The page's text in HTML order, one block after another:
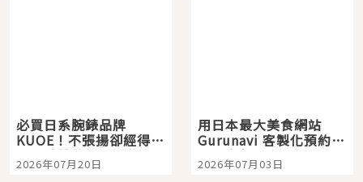
必買日系腕錶品牌
KUOE！不張揚卻經得起
時間洗鍊的經典之作五
選
2026年07月20日
用日本最大美食網站
Gurunavi 客製化預約九
大都市餐廳，打造專屬
美食體驗！
2026年07月03日